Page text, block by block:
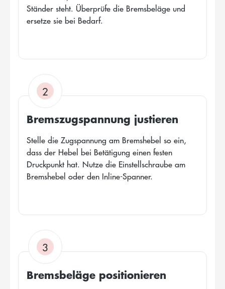
Ständer steht. Überprüfe die Bremsbeläge und
ersetze sie bei Bedarf.
2
Bremszugspannung justieren
Stelle die Zugspannung am Bremshebel so ein,
dass der Hebel bei Betätigung einen festen
Druckpunkt hat. Nutze die Einstellschraube am
Bremshebel oder den Inline-Spanner.
3
Bremsbeläge positionieren